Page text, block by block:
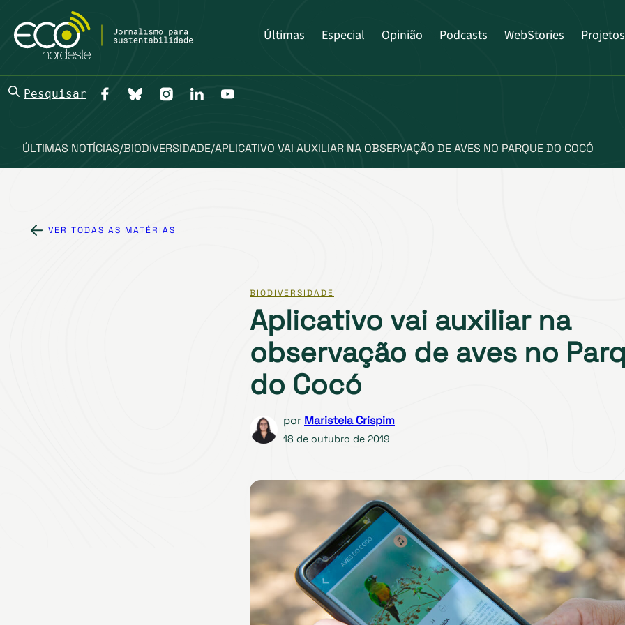
Últimas Especial Opinião Podcasts WebStories Projetos
Pesquisar
ÚLTIMAS NOTÍCIAS/BIODIVERSIDADE/APLICATIVO VAI AUXILIAR NA OBSERVAÇÃO DE AVES NO PARQUE DO COCÓ
VER TODAS AS MATÉRIAS
BIODIVERSIDADE
Aplicativo vai auxiliar na
observação de aves no
do Cocó
por Maristela Crispim
18 de outubro de 2019